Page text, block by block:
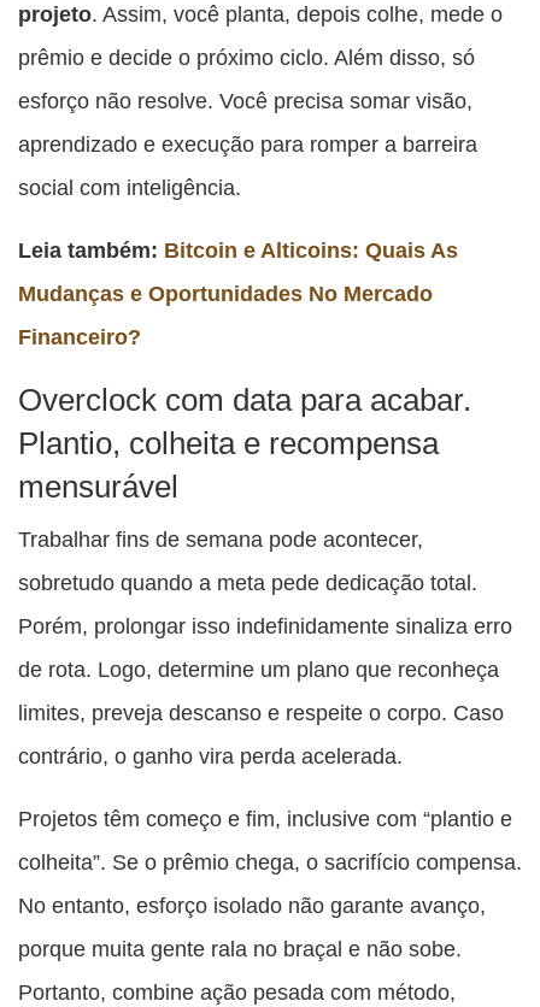
projeto. Assim, você planta, depois colhe, mede o
prêmio e decide o próximo ciclo. Além disso, só
esforço não resolve. Você precisa somar visão,
aprendizado e execução para romper a barreira
social com inteligência.
Leia também: Bitcoin e Alticoins: Quais As
Mudanças e Oportunidades No Mercado
Financeiro?
Overclock com data para acabar.
Plantio, colheita e recompensa
mensurável
Trabalhar fins de semana pode acontecer,
sobretudo quando a meta pede dedicação total.
Porém, prolongar isso indefinidamente sinaliza erro
de rota. Logo, determine um plano que reconheça
limites, preveja descanso e respeite o corpo. Caso
contrário, o ganho vira perda acelerada.
Projetos têm começo e fim, inclusive com “plantio e
colheita”. Se o prêmio chega, o sacrifício compensa.
No entanto, esforço isolado não garante avanço,
porque muita gente rala no braçal e não sobe.
Portanto, combine ação pesada com método,